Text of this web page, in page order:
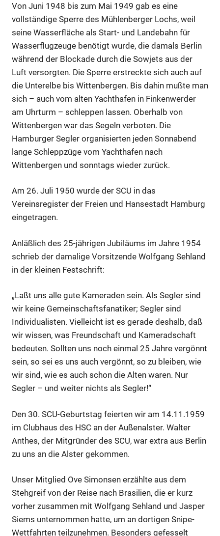
Von Juni 1948 bis zum Mai 1949 gab es eine
vollständige Sperre des Mühlenberger Lochs, weil
seine Wasserfläche als Start- und Landebahn für
Wasserflugzeuge benötigt wurde, die damals Berlin
während der Blockade durch die Sowjets aus der
Luft versorgten. Die Sperre erstreckte sich auch auf
die Unterelbe bis Wittenbergen. Bis dahin mußte man
sich – auch vom alten Yachthafen in Finkenwerder
am Uhrturm – schleppen lassen. Oberhalb von
Wittenbergen war das Segeln verboten. Die
Hamburger Segler organisierten jeden Sonnabend
lange Schleppzüge vom Yachthafen nach
Wittenbergen und sonntags wieder zurück.
Am 26. Juli 1950 wurde der SCU in das
Vereinsregister der Freien und Hansestadt Hamburg
eingetragen.
Anläßlich des 25-jährigen Jubiläums im Jahre 1954
schrieb der damalige Vorsitzende Wolfgang Sehland
in der kleinen Festschrift:
„Laßt uns alle gute Kameraden sein. Als Segler sind
wir keine Gemeinschaftsfanatiker; Segler sind
Individualisten. Vielleicht ist es gerade deshalb, daß
wir wissen, was Freundschaft und Kameradschaft
bedeuten. Sollten uns noch einmal 25 Jahre vergönnt
sein, so sei es uns auch vergönnt, so zu bleiben, wie
wir sind, wie es auch schon die Alten waren. Nur
Segler – und weiter nichts als Segler!“
Den 30. SCU-Geburtstag feierten wir am 14.11.1959
im Clubhaus des HSC an der Außenalster. Walter
Anthes, der Mitgründer des SCU, war extra aus Berlin
zu uns an die Alster gekommen.
Unser Mitglied Ove Simonsen erzählte aus dem
Stehgreif von der Reise nach Brasilien, die er kurz
vorher zusammen mit Wolfgang Sehland und Jasper
Siems unternommen hatte, um an dortigen Snipe-
Wettfahrten teilzunehmen. Besonders gefesselt